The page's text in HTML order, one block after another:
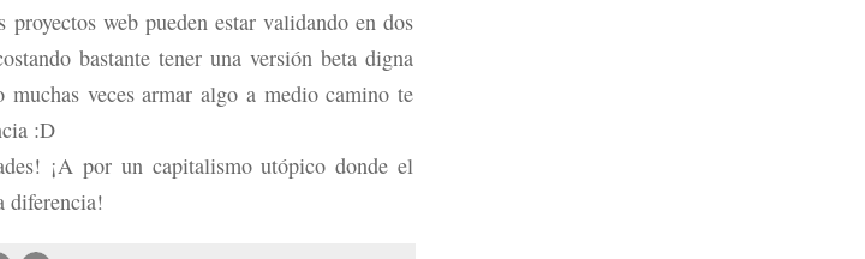
web pueden estar validando en dos
bastante tener una versión beta digna
veces armar algo a medio camino te
:D
¡A por un capitalismo utópico donde el
diferencia!